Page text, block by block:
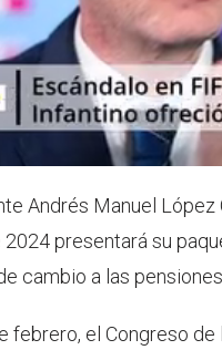
Andrés Manuel
presentará su
cambio a las
febrero, el Congreso